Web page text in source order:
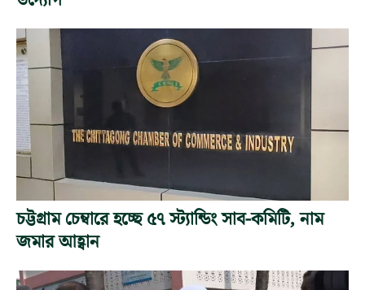
চট্টগ্রাম চেম্বারে হচ্ছে ৫৭ স্ট্যান্ডিং সাব-কমিটি, নাম
জমার আহ্বান